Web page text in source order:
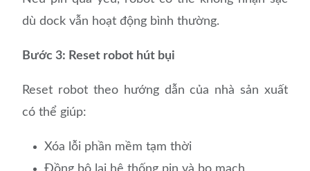
dù dock vẫn hoạt động bình thường.
Bước 3: Reset robot hút bụi
Reset robot theo hướng dẫn của nhà sản xuất
có thể giúp:
Xóa lỗi phần mềm tạm thời